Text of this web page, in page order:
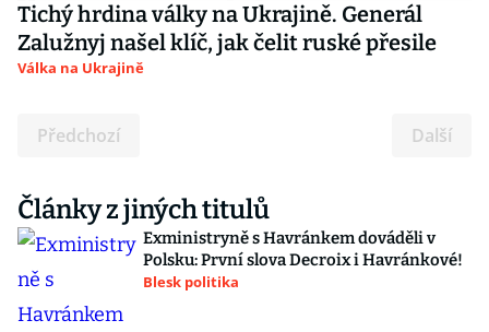
Tichý hrdina války na Ukrajině. Generál
Zalužnyj našel klíč, jak čelit ruské přesile
Válka na Ukrajině
Předchozí Další
Články z jiných titulů
Exministryně s Havránkem dováděli v
Polsku: První slova Decroix i Havránkové!
Blesk politika